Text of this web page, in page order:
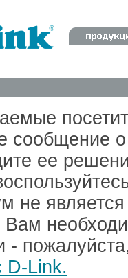
сообщение
ее
не
-
D-Link.